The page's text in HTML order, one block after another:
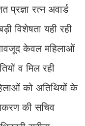
प्रज्ञा रत्न अवार्ड
विशेषता यही रही
केवल महिलाओं
व मिल रही
को अतिथियों के
की सचिव